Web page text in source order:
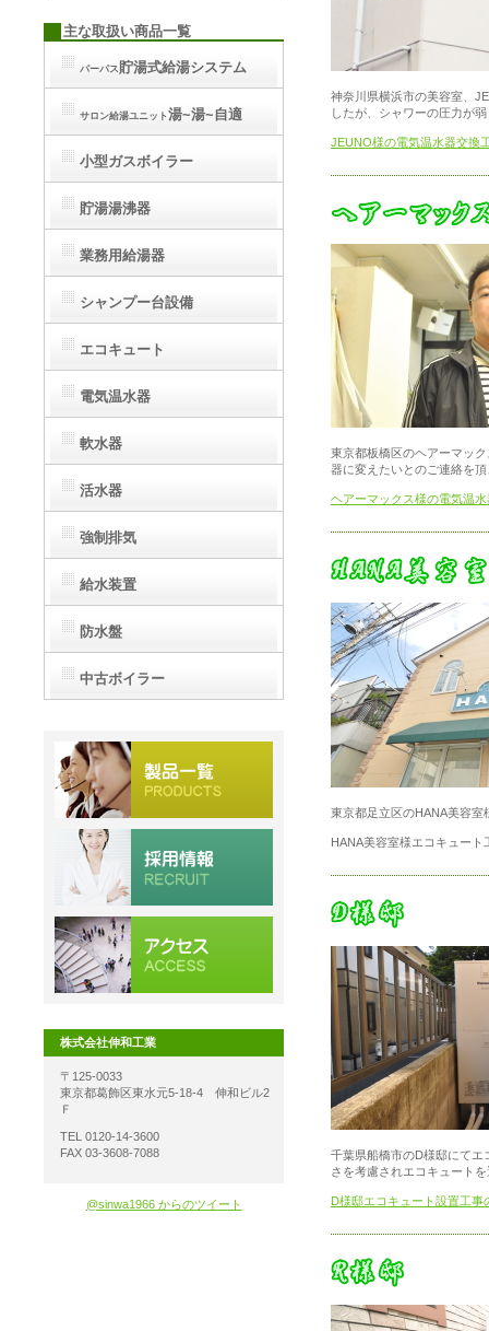
神奈川県横浜市の美容室、
したが、シャワーの圧力が
JEUNO様の電気温水器交換
東京都板橋区のヘアーマッ
器に変えたいとのご連絡を
ヘアーマックス様の電気温
東京都足立区のHANA美容
HANA美容室様エコキュー
千葉県船橋市のD様邸にてエ
さを考慮されエコキュート
D様邸エコキュート設置工事
主な取扱い商品一覧
パーパス 貯湯式給湯システム
サロン給湯ユニット 湯~湯~自適
小型ガスボイラー
貯湯湯沸器
業務用給湯器
シャンプー台設備
エコキュート
電気温水器
軟水器
活水器
強制排気
給水装置
防水盤
中古ボイラー
株式会社伸和工業
〒125-0033
東京都葛飾区東水元5-18-4 伸和ビル2
Ｆ
TEL 0120-14-3600
FAX 03-3608-7088
@sinwa1966 からのツイート